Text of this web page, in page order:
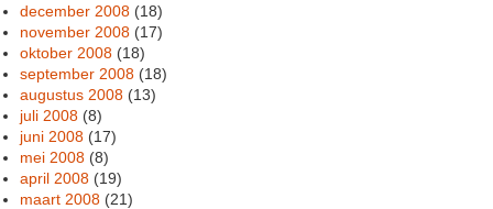
december 2008 (18)
november 2008 (17)
oktober 2008 (18)
september 2008 (18)
augustus 2008 (13)
juli 2008 (8)
juni 2008 (17)
mei 2008 (8)
april 2008 (19)
maart 2008 (21)